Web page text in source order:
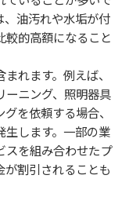
、油汚れや水垢が付
較的高額になること
れます。例えば、
ーニング、照明器具
を依頼する場合、
生します。一部の業
スを組み合わせたプ
割引されることも